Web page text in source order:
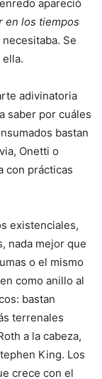
apareció
en los tiempos
Se
adivinatoria
saber por cuáles
bastan
Onetti o
con prácticas
existenciales,
nada mejor que
o el mismo
como anillo al
bastan
terrenales
a la cabeza,
King. Los
crece con el